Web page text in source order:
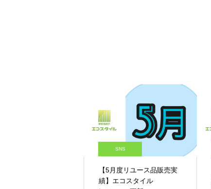
SNS
【5月度リユース品販売実
績】エコスタイル